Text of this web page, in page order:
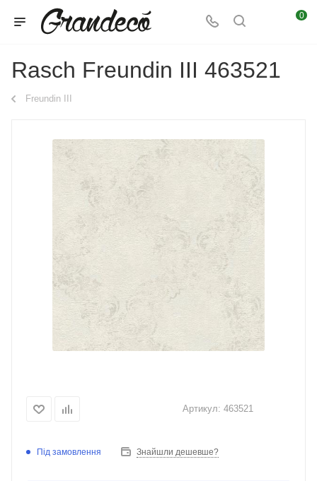
0
Rasch Freundin III 463521
Freundin III
Артикул: 463521
Під замовлення Знайшли дешевше?